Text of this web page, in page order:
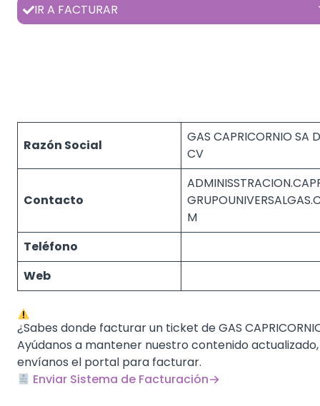
IR A FACTURAR
Razón Social
GAS CAPRICORNIO SA
CV
Contacto
M
Teléfono
Web
¿Sabes donde facturar un ticket de GAS
Ayúdanos a mantener nuestro contenido actualizado,
envíanos el portal para facturar.
Enviar Sistema de Facturación